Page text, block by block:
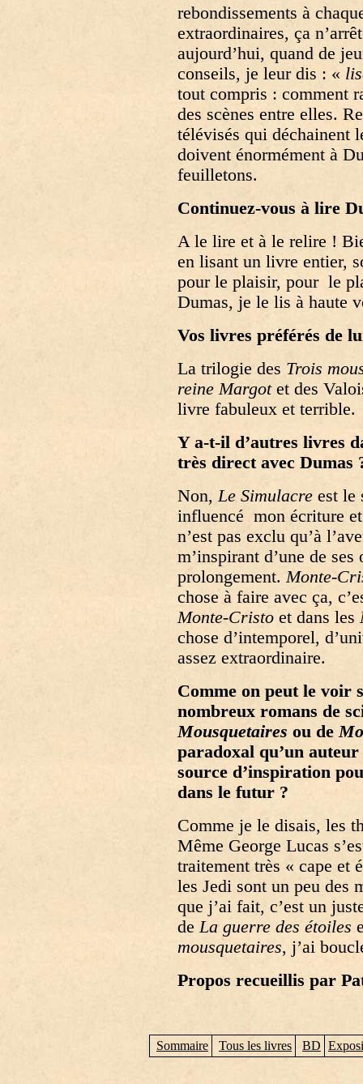
rebondissements à
extraordinaires, ça
aujourd’hui, quand de
conseils, je leur dis : «
tout compris : comment
des scènes entre elles.
télévisés qui déchainent
doivent énormément à
feuilletons.
Continuez-vous à lire
A le lire et à le relire !
en lisant un livre entier,
pour le plaisir, pour le
Dumas, je le lis à haute
Vos livres préférés de
La trilogie des Trois
reine Margotet des
livre fabuleux et terrible.
Y a-t-il d’autres livres
très direct avec Dumas
Non,Le Simulacre est le
influencé mon écriture
n’est pas exclu qu’à
m’inspirant d’une de
prolongement.Monte-
chose à faire avec ça,
Monte-Cristo et dans les
chose d’intemporel,
assez extraordinaire.
Comme on peut le voir
nombreux romans de
Mousquetaires ou de
paradoxal qu’un
source d’inspiration
dans le futur ?
Comme je le disais, les
Même George Lucas
traitement très « cape et
les Jedi sont un peu des
que j’ai fait, c’est un
deLa guerre des étoiles
mousquetaires, j’ai
Propos recueillis par
Sommaire Tous les livres BD